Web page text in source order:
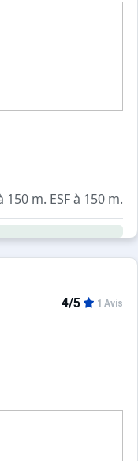
m. ESF à 150 m.
du télésiège Plan
casiers à skis, d'un
4/5 1 Avis